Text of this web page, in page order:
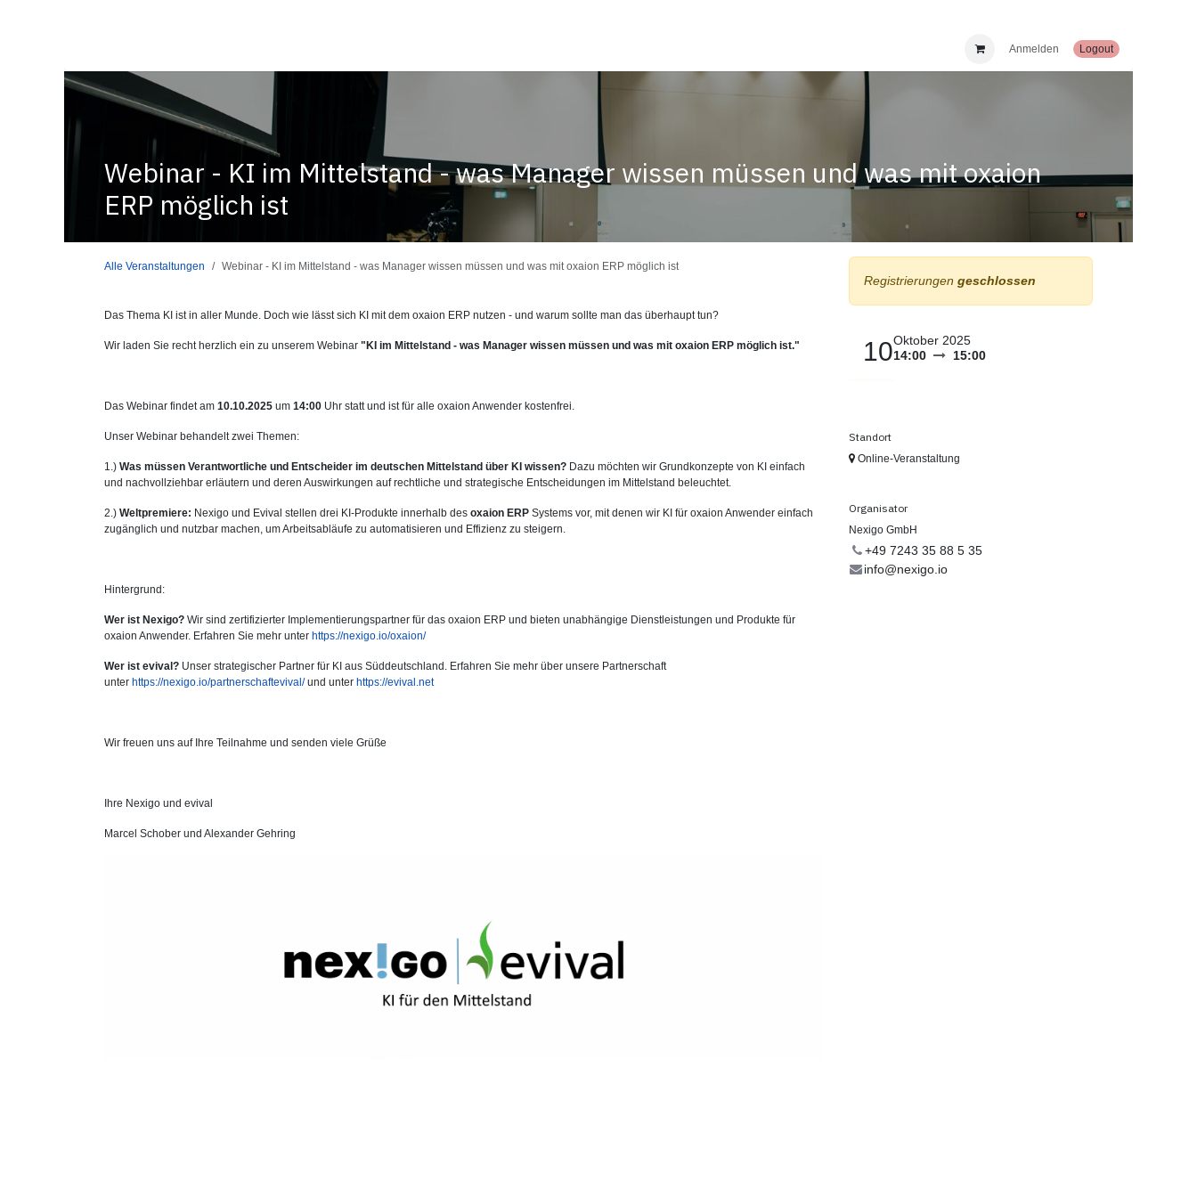
Anmelden ​​ Logout
Webinar - KI im Mittelstand - was Manager wissen müssen und was mit oxaion
ERP möglich ist
Alle Veranstaltungen Webinar - KI im Mittelstand - was Manager wissen müssen und was mit oxaion ERP möglich ist
Das Thema KI ist in aller Munde. Doch wie lässt sich KI mit dem oxaion ERP nutzen - und warum sollte man das überhaupt tun?
Wir laden Sie recht herzlich ein zu unserem Webinar "KI im Mittelstand - was Manager wissen müssen und was mit oxaion ERP möglich ist."
Das Webinar findet am 10.10.2025 um 14:00 Uhr statt und ist für alle oxaion Anwender kostenfrei.
Unser Webinar behandelt zwei Themen:
1.) Was müssen Verantwortliche und Entscheider im deutschen Mittelstand über KI wissen? Dazu möchten wir Grundkonzepte von KI einfach
und nachvollziehbar erläutern und deren Auswirkungen auf rechtliche und strategische Entscheidungen im Mittelstand beleuchtet.
2.) Weltpremiere: Nexigo und Evival stellen drei KI-Produkte innerhalb des oxaion ERP Systems vor, mit denen wir KI für oxaion Anwender einfach
zugänglich und nutzbar machen, um Arbeitsabläufe zu automatisieren und Effizienz zu steigern.
Hintergrund:
Wer ist Nexigo? Wir sind zertifizierter Implementierungspartner für das oxaion ERP und bieten unabhängige Dienstleistungen und Produkte für
oxaion Anwender. Erfahren Sie mehr unter https://nexigo.io/oxaion/
Wer ist evival? Unser strategischer Partner für KI aus Süddeutschland. Erfahren Sie mehr über unsere Partnerschaft
unter https://nexigo.io/partnerschaftevival/und unter https://evival.net
Wir freuen uns auf Ihre Teilnahme und senden viele Grüße
Ihre Nexigo und evival
Marcel Schober und Alexander Gehring
Registrierungen geschlossen
10Oktober 2025
14:00
15:00
Standort
Online-Veranstaltung
Organisator
Nexigo GmbH
+49 7243 35 88 5 35
info@nexigo.io